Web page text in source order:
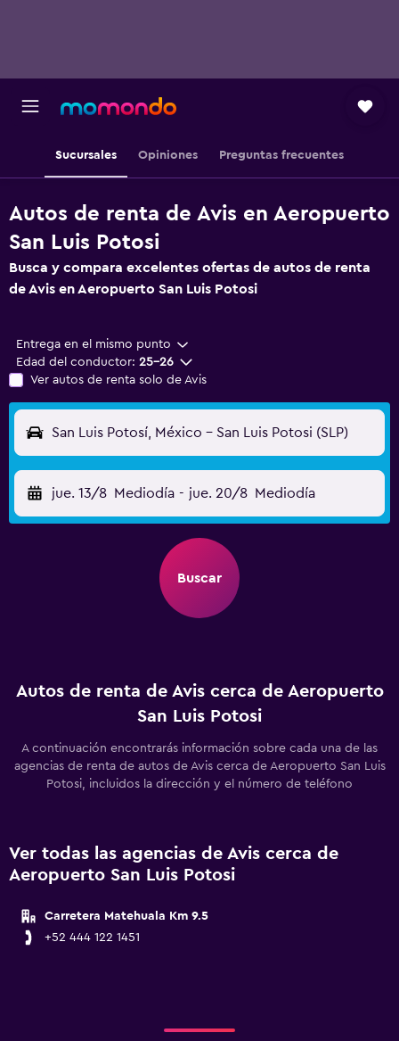
Sucursales Opiniones Preguntas frecuentes
Autos de renta de Avis en Aeropuerto
San Luis Potosi
Busca y compara excelentes ofertas de autos de renta
de Avis en Aeropuerto San Luis Potosi
Entrega en el mismo punto
Edad del conductor: 25-26
Ver autos de renta solo de Avis
San Luis Potosí, México - San Luis Potosi (SLP)
jue. 13/8 Mediodía - jue. 20/8 Mediodía
Buscar
Autos de renta de Avis cerca de Aeropuerto
San Luis Potosi
A continuación encontrarás información sobre cada una de las
agencias de renta de autos de Avis cerca de Aeropuerto San Luis
Potosi, incluidos la dirección y el número de teléfono
Ver todas las agencias de Avis cerca de
Aeropuerto San Luis Potosi
Carretera Matehuala Km 9.5
+52 444 122 1451